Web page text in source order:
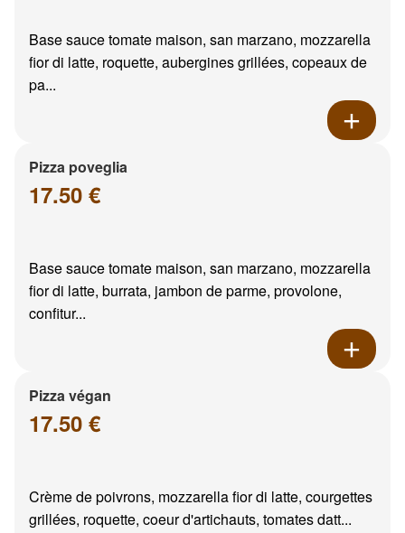
Base sauce tomate maison, san marzano, mozzarella
fior di latte, roquette, aubergines grillées, copeaux de
pa...
Pizza poveglia
17.50 €
Base sauce tomate maison, san marzano, mozzarella
fior di latte, burrata, jambon de parme, provolone,
confitur...
Pizza végan
17.50 €
Crème de poivrons, mozzarella fior di latte, courgettes
grillées, roquette, coeur d'artichauts, tomates datt...